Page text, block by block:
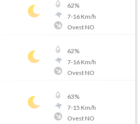
62%
7-16Km/h
Ovest NO
62%
7-16Km/h
Ovest NO
63%
7-15 Km/h
Ovest NO